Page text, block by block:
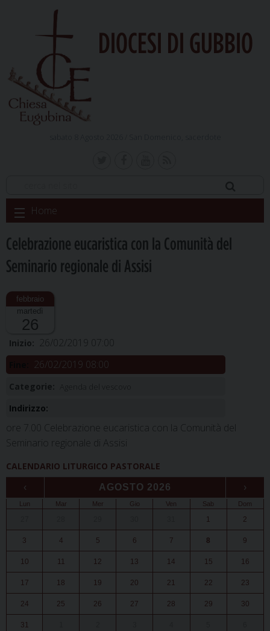
DIOCESI DI GUBBIO
Skip
to
Home
Celebrazione eucaristica con la Comunità del
Seminario regionale di Assisi
martedì
26
Inizio: 26/02/2019 07:00
26/02/2019 08:00
Categorie:
Indirizzo:
ore 7.00 Celebrazione eucaristica con la Comunità del
Seminario regionale di Assisi
CALENDARIO LITURGICO PASTORALE
‹ AGOSTO 2026 ›
Lun Mar Mer Gio Ven Sab Dom
1 2
3 4 5 6 7 8 9
10 11 12 13 14 15 16
17 18 19 20 21 22 23
24 25 26 27 28 29 30
31